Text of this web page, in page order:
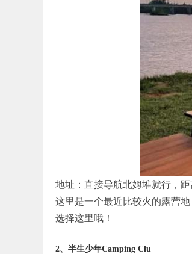
地址：直接导航北姆堆就行，距
这里是一个最近比较火的露营
选择这里哦！
2、半生少年Camping Clu